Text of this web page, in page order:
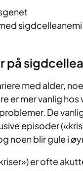
sigdcelleanemi
på
med alder,
er mer vanlig
De
episoder
noen blir gule i
er ofte